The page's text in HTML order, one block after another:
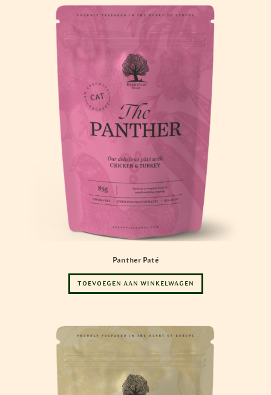
Panther Paté
TOEVOEGEN AAN WINKELWAGEN